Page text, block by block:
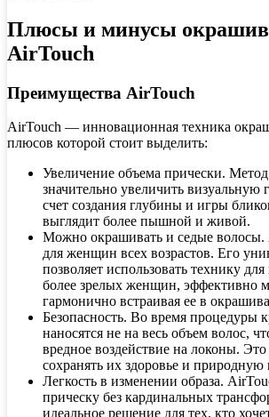
Плюсы и минусы
AirTouch
Преимущества AirTouch
AirTouch — инновационная техника
плюсов которой стоит выделить:
Увеличение объема прически. Метод
значительно увеличить визуальную
счет создания глубины и игры
выглядит более пышной и живой.
Можно окрашивать и седые волосы.
для женщин всех возрастов. Его
позволяет использовать технику
более зрелых женщин, эффективно
гармонично встраивая ее в
Безопасность. Во время процедуры
наносятся не на весь объем волос,
вредное воздействие на локоны. Это
сохранять их здоровье и природную
Легкость в изменении образа.
прическу без кардинальных
идеальное решение для тех, кто